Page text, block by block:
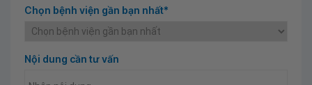
Chọn bệnh viện gần bạn nhất*
Nội dung cần tư vấn